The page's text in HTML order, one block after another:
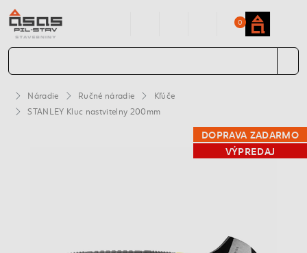
0
Náradie Ručné náradie
Kľúče
STANLEY Kluc nastvitelny 200mm
DOPRAVA ZADARMO
VÝPREDAJ